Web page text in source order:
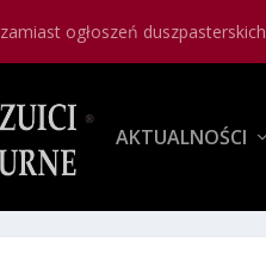
ogłoszeń duszpasterskich
AKTUALNOŚCI